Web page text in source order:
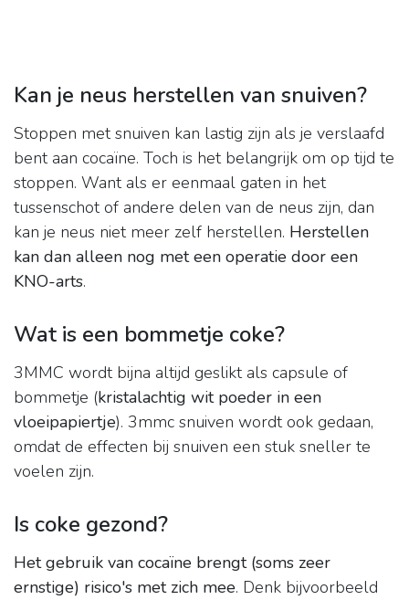
Kan je neus herstellen van snuiven?
Stoppen met snuiven kan lastig zijn als je verslaafd
bent aan cocaïne. Toch is het belangrijk om op tijd te
stoppen. Want als er eenmaal gaten in het
tussenschot of andere delen van de neus zijn, dan
kan je neus niet meer zelf herstellen. Herstellen
kan dan alleen nog met een operatie door een
KNO-arts.
Wat is een bommetje coke?
3MMC wordt bijna altijd geslikt als capsule of
bommetje (kristalachtig wit poeder in een
vloeipapiertje). 3mmc snuiven wordt ook gedaan,
omdat de effecten bij snuiven een stuk sneller te
voelen zijn.
Is coke gezond?
Het gebruik van cocaïne brengt (soms zeer
ernstige) risico's met zich mee. Denk bijvoorbeeld